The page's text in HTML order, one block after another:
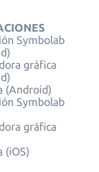
Symbolab
gráfica
(Android)
Symbolab
gráfica
(iOS)